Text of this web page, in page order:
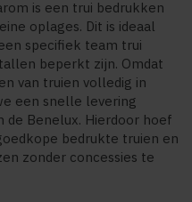
is een trui bedrukken
oplages. Dit is ideaal
specifiek team trui
beperkt zijn. Omdat
van truien volledig in
een snelle levering
de Benelux. Hierdoor hoef
bedrukte truien en
zonder concessies te